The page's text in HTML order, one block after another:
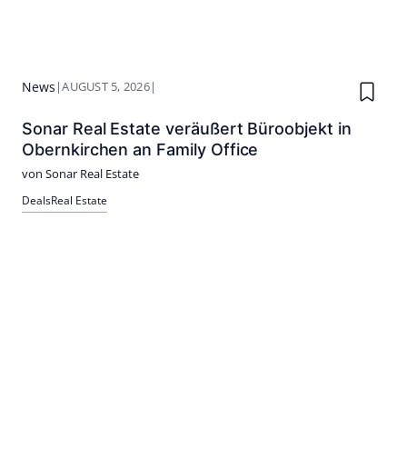
News |AUGUST 5, 2026|
Sonar Real Estate veräußert Büroobjekt in
Obernkirchen an Family Office
von Sonar Real Estate
DealsReal Estate